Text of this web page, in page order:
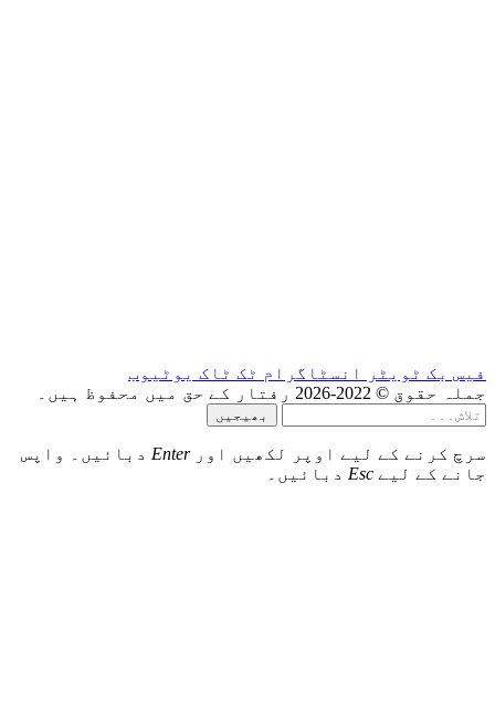
ٹک ٹاک یوٹیوب
بھیجیں
لکھیں اورEnterدبائیں۔ واپس